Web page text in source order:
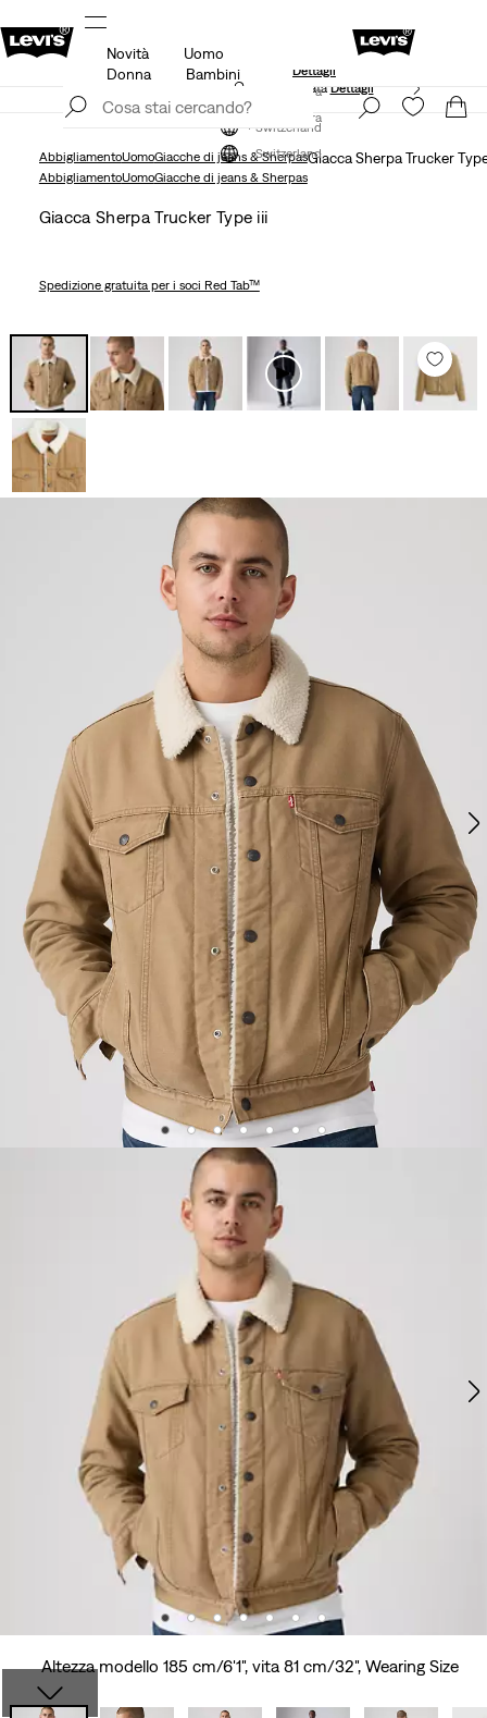
KLARNA: ACQUISTA ORA E PAGA DOPO/PIÙ TARDI!
Dettagli
Iscriviti ora
Switzerland
Novità
Uomo
Donna
Bambini
Politica di spedizione e resi aggiornata Dettagli
Iscriviti ora
Switzerland
AbbigliamentoUomoGiacche di jeans & SherpasGiacca Sherpa Trucker
AbbigliamentoUomoGiacche di jeans & Sherpas
Giacca Sherpa Trucker Type iii
Spedizione gratuitaper i soci Red Tab™
Altezza modello 185 cm/6'1", vita 81 cm/32", Wearing Size